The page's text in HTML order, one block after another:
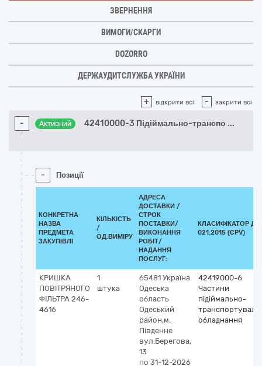
ЗВЕРНЕННЯ
ВИМОГИ/СКАРГИ
DOZORRO
ДЕРЖАУДИТСЛУЖБА УКРАЇНИ
+ відкрити всі - закрити всі
- Активний 42410000-3 Підіймально-транспо ...
- Позиції
КОНКРЕТНА
НАЗВА
ПРЕДМЕТА
ЗАКУПІВЛІ
КІЛЬКІСТЬ
/
ОД.ВИМІРУ
АДРЕСА
ДОСТАВКИ /
СТРОК
ПОСТАВКИ/
ВИКОНАННЯ
РОБІТ/
НАДАННЯ
ПОСЛУГ:
КЛАСИФІКАТОР ДК
021:2015 (CPV)
КРИШКА
ПОВІТРЯНОГО
ФІЛЬТРА 246-
4616
1
штука
65481 Україна
Одеська
область
Одеський
район,м.
Південне
вул.Берегова,
13
по 31-12-2026
42419000-6
Частини
підіймально-
обладнання